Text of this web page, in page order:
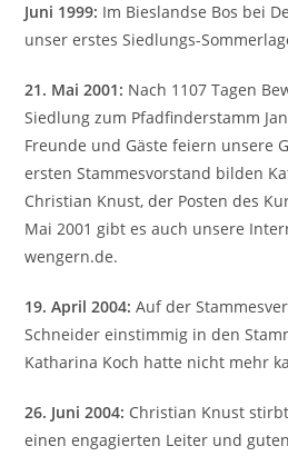
Juni 1999: Im Bieslandse Bos bei
unser erstes Siedlungs-
21. Mai 2001: Nach 1107 Tagen
Siedlung zum Pfadfinderstamm
Freunde und Gäste feiern unsere
ersten Stammesvorstand bilden
Christian Knust, der Posten des
Mai 2001 gibt es auch unsere
wengern.de.
19. April 2004: Auf der
Schneider einstimmig in den
Katharina Koch hatte nicht mehr
26. Juni 2004: Christian Knust
einen engagierten Leiter und